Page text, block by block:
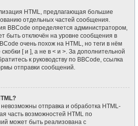
HTML, предлагающая большие
отдельных частей сообщения.
BBCode определяется администратором,
быть отключён на уровне сообщения в
очень похож на HTML, но теги в нём
[ и ], а не в < и >. За дополнительной
к руководству по BBCode, ссылка
отправки сообщений.
отправка и обработка HTML-
часть возможностей HTML по
может быть реализована с